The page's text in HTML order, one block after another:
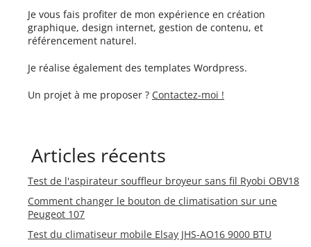
Je vous fais profiter de mon expérience en création
graphique, design internet, gestion de contenu, et
référencement naturel.
Je réalise également des templates Wordpress.
Un projet à me proposer ? Contactez-moi !
Articles récents
Test de l'aspirateur souffleur broyeur sans fil Ryobi OBV18
Comment changer le bouton de climatisation sur une
Peugeot 107
Test du climatiseur mobile Elsay JHS-AO16 9000 BTU